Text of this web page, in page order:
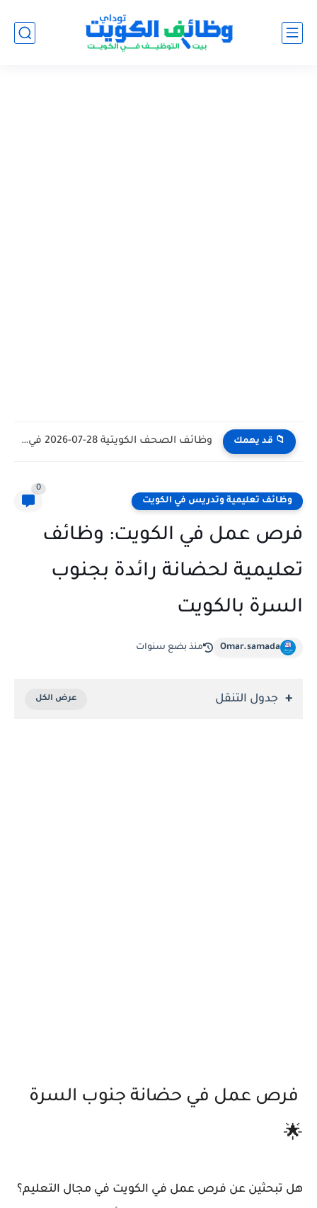
📁 قد يهمك وظائف الكويت اليوم بتاريخ 28-07-2026 للأجانب والمواطنين في مختلف التخصصات
وظائف تعليمية وتدريس في الكويت
0
فرص عمل في الكويت: وظائف
تعليمية لحضانة رائدة بجنوب
السرة بالكويت
Omar.samada منذ بضع سنوات
جدول التنقل
فرص عمل في حضانة جنوب السرة
🌟
هل تبحثين عن فرص عمل في الكويت في مجال التعليم؟